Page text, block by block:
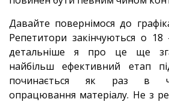
Давайте повернімося до
Репетитори закінчуються о
детальніше я про це ще
найбільш ефективний етап
починається як раз в
опрацювання матеріалу. Не з